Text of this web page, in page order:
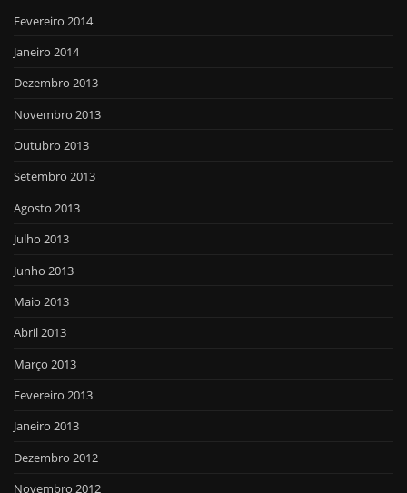
Fevereiro 2014
Janeiro 2014
Dezembro 2013
Novembro 2013
Outubro 2013
Setembro 2013
Agosto 2013
Julho 2013
Junho 2013
Maio 2013
Abril 2013
Março 2013
Fevereiro 2013
Janeiro 2013
Dezembro 2012
Novembro 2012